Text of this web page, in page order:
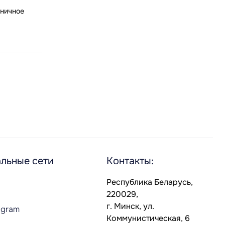
сети Контакты:
Республика Беларусь,
220029,
г. Минск, ул.
Коммунистическая, 6